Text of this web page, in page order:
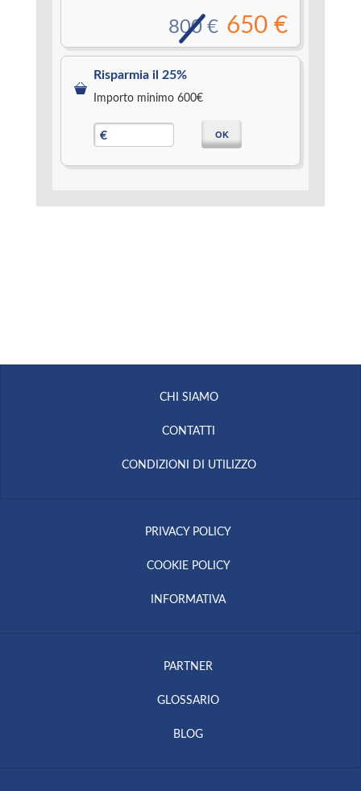
650 €
800 €
Risparmia il 25%
Importo minimo 600€
€ OK
CHI SIAMO
CONTATTI
CONDIZIONI DI UTILIZZO
PRIVACY POLICY
COOKIE POLICY
INFORMATIVA
PARTNER
GLOSSARIO
BLOG